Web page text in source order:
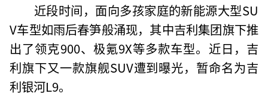
近段时间，面向多孩家庭的新能源大型SU
V车型如雨后春笋般涌现，其中吉利集团旗下推
出了领克900、极氪9X等多款车型。近日，吉
利旗下又一款旗舰SUV遭到曝光，暂命名为吉
利银河L9。